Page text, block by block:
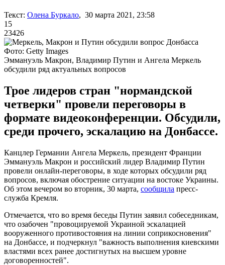
Текст: Олена Буркало, 30 марта 2021, 23:58
15
23426
Фото: Getty Images
Эммануэль Макрон, Владимир Путин и Ангела Меркель
обсудили ряд актуальных вопросов
Трое лидеров стран "нормандской
четверки" провели переговоры в
формате видеоконференции. Обсудили,
среди прочего, эскалацию на Донбассе.
Канцлер Германии Ангела Меркель, президент Франции
Эммануэль Макрон и российский лидер Владимир Путин
провели онлайн-переговоры, в ходе которых обсудили ряд
вопросов, включая обострение ситуации на востоке Украины.
Об этом вечером во вторник, 30 марта, сообщила пресс-
служба Кремля.
Отмечается, что во время беседы Путин заявил собеседникам,
что озабочен "провоцируемой Украиной эскалацией
вооруженного противостояния на линии соприкосновения"
на Донбассе, и подчеркнул "важность выполнения киевскими
властями всех ранее достигнутых на высшем уровне
договоренностей".